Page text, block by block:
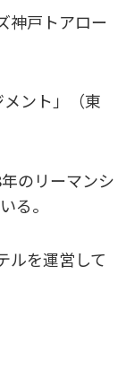
神戸トアロー
ント」（東
のリーマンシ
る。
ルを運営して